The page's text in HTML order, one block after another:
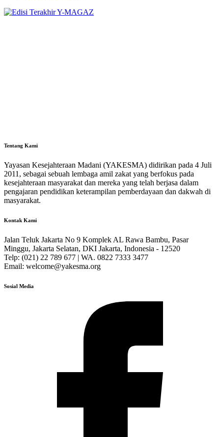
Tentang Kami
Yayasan Kesejahteraan Madani (YAKESMA) didirikan pada 4 Juli
2011, sebagai sebuah lembaga amil zakat yang berfokus pada
kesejahteraan masyarakat dan mereka yang telah berjasa dalam
pengajaran pendidikan keterampilan pemberdayaan dan dakwah di
masyarakat.
Kontak Kami
Jalan Teluk Jakarta No 9 Komplek AL Rawa Bambu, Pasar
Minggu, Jakarta Selatan, DKI Jakarta, Indonesia - 12520
Telp: (021) 22 789 677 | WA. 0822 7333 3477
Email: welcome@yakesma.org
Sosial Media